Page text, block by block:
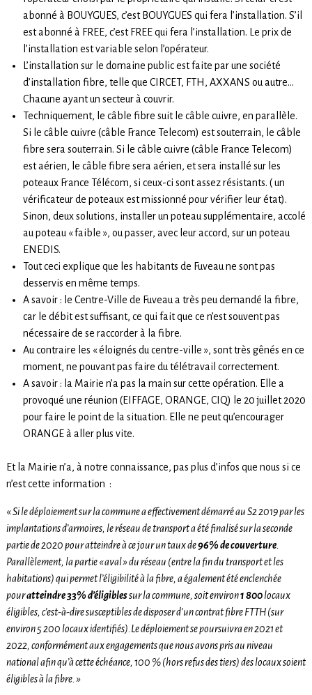
abonné à BOUYGUES, c’est BOUYGUES qui fera l’installation. S’il
est abonné à FREE, c’est FREE qui fera l’installation. Le prix de
l’installation est variable selon l’opérateur.
L’installation sur le domaine public est faite par une société
d’installation fibre, telle que CIRCET, FTH, AXXANS ou autre…
Chacune ayant un secteur à couvrir.
Techniquement, le câble fibre suit le câble cuivre, en parallèle.
Si le câble cuivre (câble France Telecom) est souterrain, le câble
fibre sera souterrain. Si le câble cuivre (câble France Telecom)
est aérien, le câble fibre sera aérien, et sera installé sur les
poteaux France Télécom, si ceux-ci sont assez résistants. ( un
vérificateur de poteaux est missionné pour vérifier leur état).
Sinon, deux solutions, installer un poteau supplémentaire, accolé
au poteau « faible », ou passer, avec leur accord, sur un poteau
ENEDIS.
Tout ceci explique que les habitants de Fuveau ne sont pas
desservis en même temps.
A savoir : le Centre-Ville de Fuveau a très peu demandé la fibre,
car le débit est suffisant, ce qui fait que ce n’est souvent pas
nécessaire de se raccorder à la fibre.
Au contraire les « éloignés du centre-ville », sont très gênés en ce
moment, ne pouvant pas faire du télétravail correctement.
A savoir : la Mairie n’a pas la main sur cette opération. Elle a
provoqué une réunion (EIFFAGE, ORANGE, CIQ) le 20 juillet 2020
pour faire le point de la situation. Elle ne peut qu’encourager
ORANGE à aller plus vite.
Et la Mairie n’a, à notre connaissance, pas plus d’infos que nous si ce
n’est cette information :
«Si le déploiement sur la commune a effectivement démarré au S2 2019 par les
implantations d’armoires, le réseau de transport a été finalisé sur la seconde
partie de 2020 pour atteindre à ce jour un taux de96% de couverture.
Parallèlement, la partie « aval » du réseau (entre la fin du transport et les
habitations) qui permet l’éligibilité à la fibre, a également été enclenchée
pouratteindre 33% d’éligiblessur la commune, soit environ1 800locaux
éligibles, c’est-à-dire susceptibles de disposer d’un contrat fibre FTTH (sur
environ 5 200 locaux identifiés).Le déploiement se poursuivra en 2021 et
2022, conformément aux engagements que nous avons pris au niveau
national afin qu’à cette échéance, 100 % (hors refus des tiers) des locaux soient
éligibles à la fibre. »